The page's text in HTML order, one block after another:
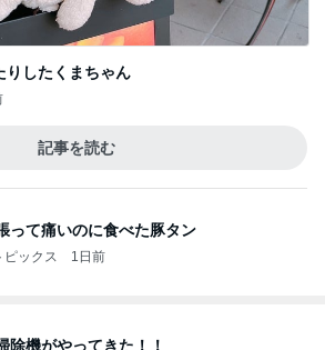
りしたくまちゃん
記事を読む
って痛いのに食べた豚タン
ックス 1日前
除機がやってきた！！